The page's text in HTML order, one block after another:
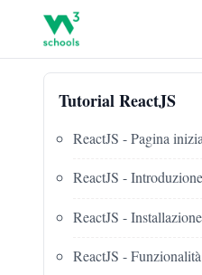
Tutorial ReactJS
ReactJS - Pagina
ReactJS - Introduzione
ReactJS - Installazione
ReactJS - Funzionalità